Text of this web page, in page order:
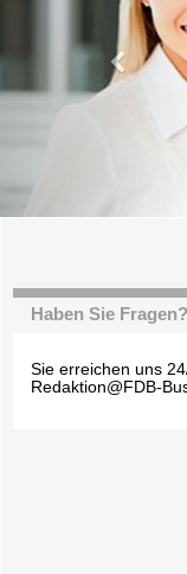
Haben Sie Fragen?
Sie erreichen uns
Redaktion@FDB-